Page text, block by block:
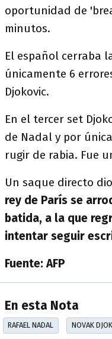
oportunidad de
minutos.
El español cerraba
únicamente 6
Djokovic.
En el tercer set
de Nadal y por
rugir de rabia. Fue
Un saque directo
rey de París se
batida, a la que
intentar seguir
Fuente: AFP
En esta Nota
RAFAEL NADAL NOVAK